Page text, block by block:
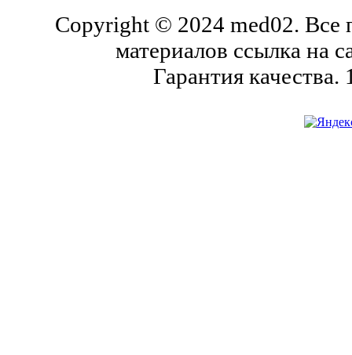
Copyright © 2024 med02. Все
материалов ссылка на
Гарантия